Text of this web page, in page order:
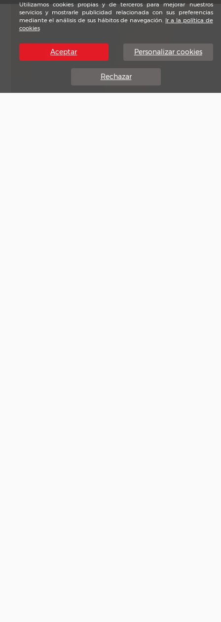
Utilizamos cookies propias y de terceros para mejorar nuestros
servicios y mostrarle publicidad relacionada con sus preferencias
mediante el análisis de sus hábitos de navegación. Ir a la política de
cookies
Aceptar Personalizar cookies
Rechazar